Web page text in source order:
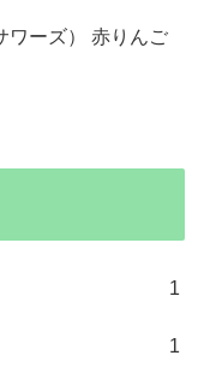
ーズ） 赤りんご
1
1